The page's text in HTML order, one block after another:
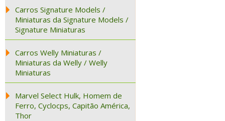
Carros Signature Models /
Miniaturas da Signature Models /
Signature Miniaturas
Carros Welly Miniaturas /
Miniaturas da Welly / Welly
Miniaturas
Marvel Select Hulk, Homem de
Ferro, Cyclocps, Capitão América,
Thor